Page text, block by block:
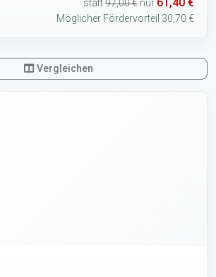
statt97,00 € nur
Möglicher Fördervorteil 30,70 €
Vergleichen